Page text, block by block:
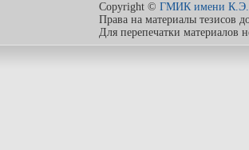
Copyright © ГМИК имени К.Э.
Права на материалы тезисов
Для перепечатки материалов